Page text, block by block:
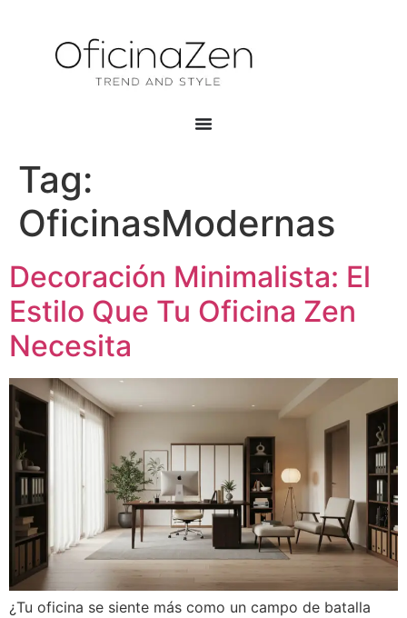
Tag:
OficinasModernas
Decoración Minimalista: El
Estilo Que Tu Oficina Zen
Necesita
¿Tu oficina se siente más como un campo de batalla